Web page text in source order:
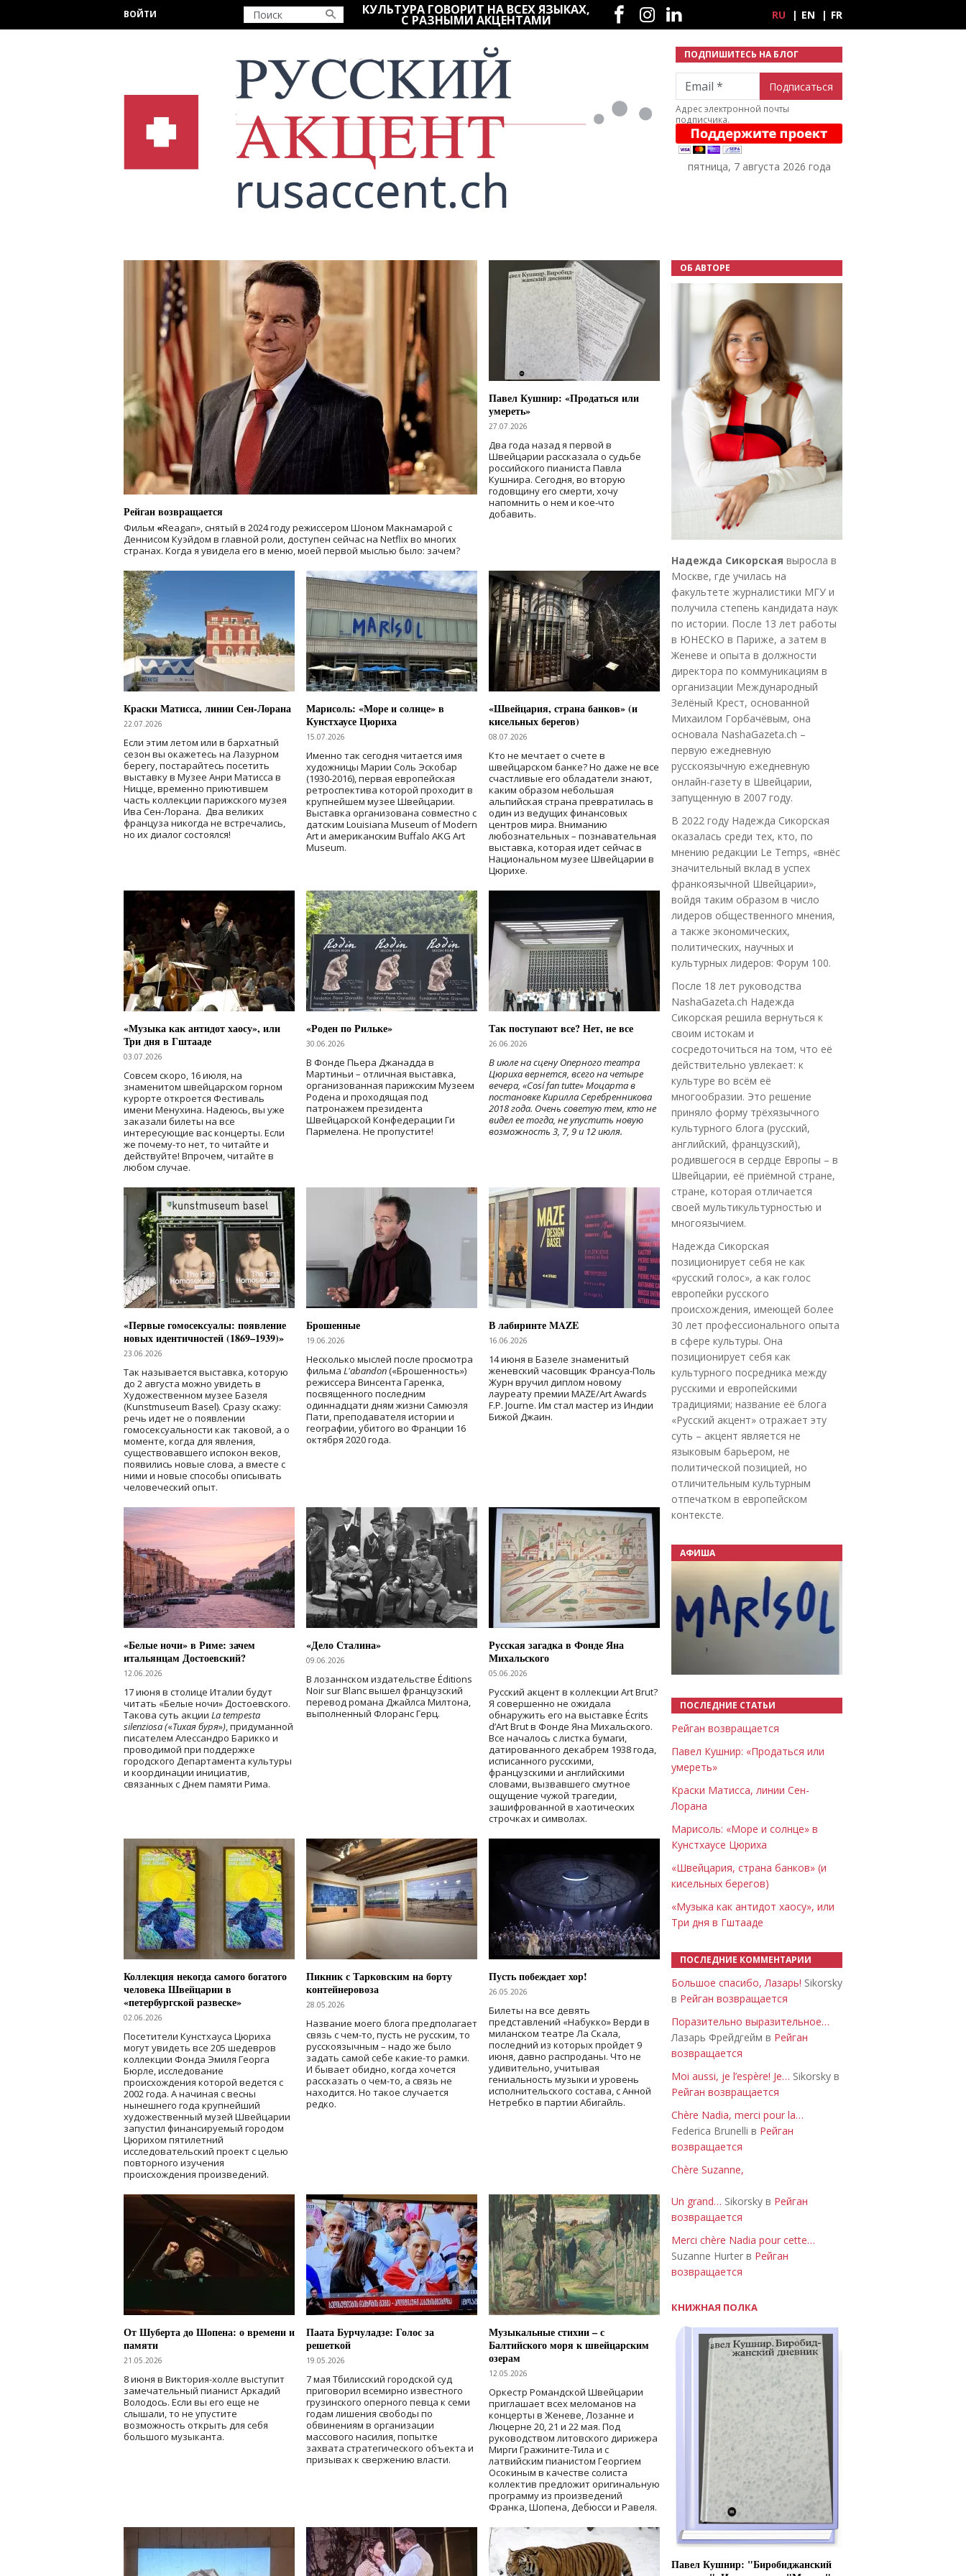
ВОЙТИ КУЛЬТУРА ГОВОРИТ НА ВСЕХ ЯЗЫКАХ,
С РАЗНЫМИ АКЦЕНТАМИ
Социальные сети
RU EN FR
ПОДПИШИТЕСЬ НА БЛОГ
Email
Адрес электронной почты
подписчика.
пятница, 7 августа 2026 года
Рейган возвращается
Фильм «Reagan», снятый в 2024 годурежиссером Шоном Макнамарой с
Деннисом Куэйдом в главной роли, доступен сейчас на Netflix во многих
странах. Когда я увидела его в меню, моей первой мыслью было: зачем?
Павел Кушнир: «Продаться или
умереть»
27.07.2026
Два года назад я первой в
Швейцарии рассказала о судьбе
российского пианиста Павла
Кушнира. Сегодня, во вторую
годовщину его смерти, хочу
напомнить о нем и кое-что
добавить.
Краски Матисса, линии Сен-Лорана
22.07.2026
Если этим летом или в бархатный
сезон вы окажетесь на Лазурном
берегу, постарайтесь посетить
выставку в Музее Анри Матисса в
Ницце, временно приютившем
часть коллекции парижского музея
Ива Сен-Лорана. Два великих
француза никогда не встречались,
но их диалог состоялся!
Марисоль: «Море и солнце» в
Кунстхаусе Цюриха
15.07.2026
Именно так сегодня читается имя
художницы Марии Соль Эскобар
(1930-2016), первая европейская
ретроспектива которой проходит в
крупнейшем музее Швейцарии.
Выставка организована совместно с
датским Louisiana Museum of Modern
Art и американским Buffalo AKG Art
Museum.
«Швейцария, страна банков» (и
кисельных берегов)
08.07.2026
Кто не мечтает о счете в
швейцарском банке? Но даже не все
счастливые его обладатели знают,
каким образом небольшая
альпийская страна превратилась в
один из ведущих финансовых
центров мира. Вниманию
любознательных – познавательная
выставка, которая идет сейчас в
Национальном музее Швейцарии в
Цюрихе.
«Музыка как антидот хаосу», или
Три дня в Гштааде
03.07.2026
Совсем скоро, 16 июля, на
знаменитом швейцарском горном
курорте откроется Фестиваль
имени Менухина. Надеюсь, вы уже
заказали билеты на все
интересующие вас концерты. Если
же почему-то нет, то читайте и
действуйте! Впрочем, читайте в
любом случае.
«Роден по Рильке»
30.06.2026
В Фонде Пьера Джанадда в
Мартиньи – отличная выставка,
организованная парижским Музеем
Родена и проходящая под
патронажем президента
Швейцарской Конфедерации Ги
Пармелена. Не пропустите!
Так поступают все? Нет, не все
26.06.2026
В июле на сцену Оперного театра
Цюриха вернется, всего на четыре
вечера, «Cosí fan tutte» Моцарта в
постановке Кирилла Серебренникова
2018 года. Очень советую тем, кто не
видел ее тогда, не упустить новую
возможность 3, 7, 9 и 12 июля.
«Первые гомосексуалы: появление
новых идентичностей (1869–1939)»
23.06.2026
Так называется выставка, которую
до 2 августа можно увидеть в
Художественном музее Базеля
(Kunstmuseum Basel). Сразу скажу:
речь идет не о появлении
гомосексуальности как таковой, а о
моменте, когда для явления,
существовавшего испокон веков,
появились новые слова, а вместе с
ними и новые способы описывать
человеческий опыт.
Брошенные
19.06.2026
Несколько мыслей после просмотра
фильма L'abandon(«Брошенность»)
режиссера Винсента Гаренка,
посвященного последним
одиннадцати дням жизни Самюэля
Пати, преподавателя истории и
географии, убитого во Франции 16
октября 2020 года.
В лабиринте MAZE
16.06.2026
14 июня в Базеле знаменитый
женевский часовщик Франсуа-Поль
Журн вручил диплом новому
лауреату премии MAZE/Art Awards
F.P. Journe. Им стал мастер из Индии
Бижой Джаин.
«Белые ночи» в Риме: зачем
итальянцам Достоевский?
12.06.2026
17 июня в столице Италии будут
читать «Белые ночи» Достоевского.
Такова суть акции La tempesta
silenziosa («Тихая буря»), придуманной
писателем Алессандро Барикко и
проводимой при поддержке
городского Департамента культуры
и координации инициатив,
связанных с Днем памяти Рима.
«Дело Сталина»
09.06.2026
В лозаннском издательстве Éditions
Noir sur Blanc вышел французский
перевод романа Джайлса Милтона,
выполненный Флоранс Герц.
Русская загадка в Фонде Яна
Михальского
05.06.2026
Русский акцент в коллекции Art Brut?
Я совершенно не ожидала
обнаружить его на выставке Écrits
d’Art Brut в Фонде Яна Михальского.
Все началось с листка бумаги,
датированного декабрем 1938 года,
исписанного русскими,
французскими и английскими
словами, вызвавшего смутное
ощущение чужой трагедии,
зашифрованной в хаотических
строчках и символах.
Коллекция некогда самого богатого
человека Швейцарии в
«петербургской развеске»
02.06.2026
Посетители Кунстхауса Цюриха
могут увидеть все 205 шедевров
коллекции Фонда Эмиля Георга
Бюрле, исследование
происхождения которой ведется с
2002 года. А начиная с весны
нынешнего года крупнейший
художественный музей Швейцарии
запустил финансируемый городом
Цюрихом пятилетний
исследовательский проект с целью
повторного изучения
происхождения произведений.
Пикник с Тарковским на борту
контейнеровоза
28.05.2026
Название моего блога предполагает
связь с чем-то, пусть не русским, то
русскоязычным – надо же было
задать самой себе какие-то рамки.
И бывает обидно, когда хочется
рассказать о чем-то, а связь не
находится. Но такое случается
редко.
Пусть побеждает хор!
26.05.2026
Билеты на все девять
представлений «Набукко» Верди в
миланском театре Ла Скала,
последний из которых пройдет 9
июня, давно распроданы. Что не
удивительно, учитывая
гениальность музыки и уровень
исполнительского состава, с Анной
Нетребко в партии Абигайль.
От Шуберта до Шопена: о времени и
памяти
21.05.2026
8 июня в Виктория-холле выступит
замечательный пианист Аркадий
Володось. Если вы его еще не
слышали, то не упустите
возможность открыть для себя
большого музыканта.
Паата Бурчуладзе: Голос за
решеткой
19.05.2026
7 мая Тбилисский городской суд
приговорил всемирно известного
грузинского оперного певца к семи
годам лишения свободы по
обвинениям в организации
массового насилия, попытке
захвата стратегического объекта и
призывах к свержению власти.
Музыкальные стихии – с
Балтийского моря к швейцарским
озерам
12.05.2026
Оркестр Романдской Швейцарии
приглашает всех меломанов на
концерты в Женеве, Лозанне и
Люцерне 20, 21 и 22 мая. Под
руководством литовского дирижера
Мирги Гражините-Тила и с
латвийским пианистом Георгием
Осокиным в качестве солиста
коллектив предложит оригинальную
программу из произведений
Франка, Шопена, Дебюсси и Равеля.
ОБ АВТОРЕ
Надежда Сикорская выросла в
Москве, где училась на
факультете журналистики МГУ и
получила степень кандидата наук
по истории. После 13 лет работы
в ЮНЕСКО в Париже, а затем в
Женеве и опыта в должности
директора по коммуникациям в
организации Международный
Зелёный Крест, основанной
Михаилом Горбачёвым, она
основала NashaGazeta.ch –
первую ежедневную
русскоязычную ежедневную
онлайн-газету в Швейцарии,
запущенную в 2007 году.
В 2022 году Надежда Сикорская
оказалась среди тех, кто, по
мнению редакции Le Temps, «внёс
значительный вклад в успех
франкоязычной Швейцарии»,
войдя таким образом в число
лидеров общественного мнения,
а также экономических,
политических, научных и
культурных лидеров: Форум 100.
После 18 лет руководства
NashaGazeta.ch Надежда
Сикорская решила вернуться к
своим истокам и
сосредоточиться на том, что её
действительно увлекает: к
культуре во всём её
многообразии. Это решение
приняло форму трёхязычного
культурного блога (русский,
английский, французский),
родившегося в сердце Европы – в
Швейцарии, её приёмной стране,
стране, которая отличается
своей мультикультурностью и
многоязычием.
Надежда Сикорская
позиционирует себя не как
«русский голос», а как голос
европейки русского
происхождения, имеющей более
30 лет профессионального опыта
в сфере культуры. Она
позиционирует себя как
культурного посредника между
русскими и европейскими
традициями; название её блога
«Русский акцент» отражает эту
суть – акцент является не
языковым барьером, не
политической позицией, но
отличительным культурным
отпечатком в европейском
контексте.
АФИША
ПОСЛЕДНИЕ СТАТЬИ
Рейган возвращается
Павел Кушнир: «Продаться или
умереть»
Краски Матисса, линии Сен-
Лорана
Марисоль: «Море и солнце» в
Кунстхаусе Цюриха
«Швейцария, страна банков» (и
кисельных берегов)
«Музыка как антидот хаосу», или
Три дня в Гштааде
ПОСЛЕДНИЕ КОММЕНТАРИИ
Большое спасибо, Лазарь! Sikorsky
в Рейган возвращается
Поразительно выразительное…
Лазарь Фрейдгейм в Рейган
возвращается
Moi aussi, je l’espère! Je… Sikorsky в
Рейган возвращается
Chère Nadia, merci pour la…
Federica Brunelli в Рейган
возвращается
Chère Suzanne,
Un grand… Sikorsky в Рейган
возвращается
Merci chère Nadia pour cette…
Suzanne Hurter в Рейган
возвращается
КНИЖНАЯ ПОЛКА
Павел Кушнир: "Биробиджанский